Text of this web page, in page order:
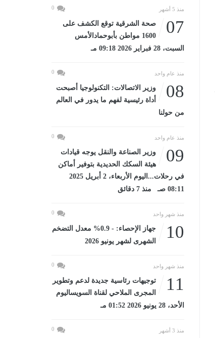
منذ 5 أشهر 0
07
صحة الشرقية توقع الكشف على
1600 مواطن بأبوحمادالأمس
السبت، 28 فبراير 2026 09:18 مـ
منذ عام واحد 0
08
وزير الاتصالات: التكنولوجيا أصبحت
أداة رئيسية لفهم ما يدور في العالم
من حولنا
منذ عام واحد 0
09
وزير الصناعة والنقل يوجه قيادات
هيئة السكك الحديدية بتوفير أماكن
في رحلات...اليوم الأربعاء، 2 أبريل 2025
08:11 صـ منذ 7 دقائق
منذ شهر واحد 0
10
جهاز الإحصاء: - 0.9% معدل التضخم
الشهرى لشهر يونيو 2026
منذ شهر واحد 0
11
توجيهات رئاسية جديدة لدعم وتطوير
المجرى الملاحي لقناة السويساليوم
الأحد، 28 يونيو 2026 01:52 مـ
منذ 3 أشهر 0